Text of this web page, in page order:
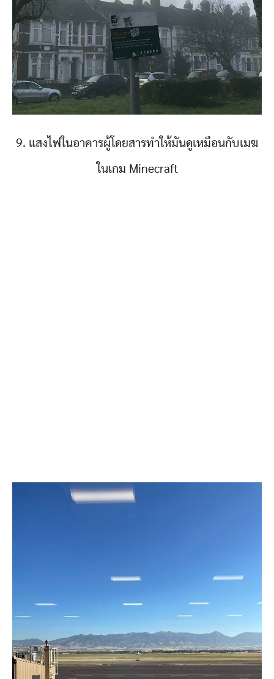
9. แสงไฟในอาคารผู้โดยสารทำให้มันดูเหมือนกับเมฆ
ในเกม Minecraft